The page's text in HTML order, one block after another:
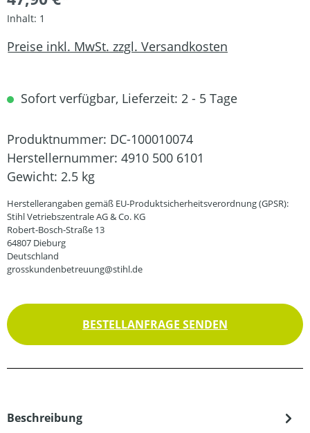
Inhalt: 1
Preise inkl. MwSt. zzgl. Versandkosten
Sofort verfügbar, Lieferzeit: 2 - 5 Tage
Produktnummer: DC-100010074
Herstellernummer: 4910 500 6101
Gewicht: 2.5 kg
Herstellerangaben gemäß EU-Produktsicherheitsverordnung (GPSR):
Stihl Vetriebszentrale AG & Co. KG
Robert-Bosch-Straße 13
64807 Dieburg
Deutschland
grosskundenbetreuung@stihl.de
BESTELLANFRAGE SENDEN
Beschreibung